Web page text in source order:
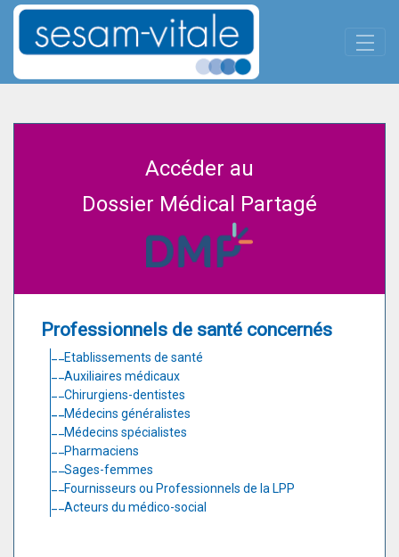
Saut au contenu principal
DMP
Accéder au
Dossier Médical Partagé
Professionnels de santé concernés
Etablissements de santé
Auxiliaires médicaux
Chirurgiens-dentistes
Médecins généralistes
Médecins spécialistes
Pharmaciens
Sages-femmes
Fournisseurs ou Professionnels de la LPP
Acteurs du médico-social
Panneau de gestion des cookies